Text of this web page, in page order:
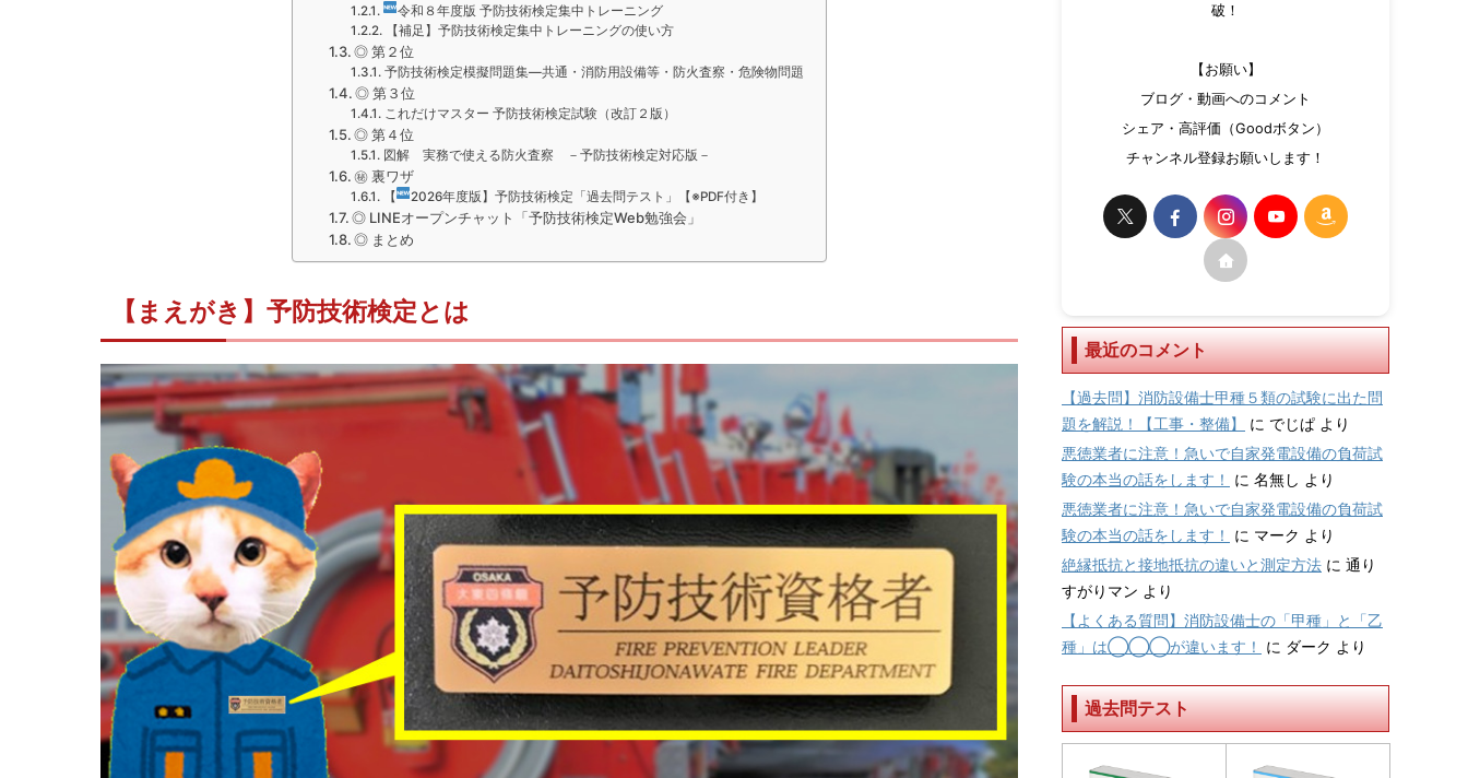
令和８年度版 予防技術検定集中トレーニング
【補足】予防技術検定集中トレーニングの使い方
◎ 第２位
予防技術検定模擬問題集―共通・消防用設備等・防火査察・危険物問題
◎ 第３位
これだけマスター 予防技術検定試験（改訂２版）
◎ 第４位
図解 実務で使える防火査察 －予防技術検定対応版－
㊙ 裏ワザ
【 2026年度版】予防技術検定「過去問テスト」【※PDF付き】
◎ LINEオープンチャット「予防技術検定Web勉強会」
◎ まとめ
【まえがき】予防技術検定とは
破！
【お願い】
ブログ・動画へのコメント
シェア・高評価（Goodボタン）
チャンネル登録お願いします！
最近のコメント
【過去問】消防設備士甲種５類の試験に出た問
題を解説！【工事・整備】
に でじぱ より
悪徳業者に注意！急いで自家発電設備の負荷試
験の本当の話をします！
に 名無し より
悪徳業者に注意！急いで自家発電設備の負荷試
験の本当の話をします！
に マーク より
絶縁抵抗と接地抵抗の違いと測定方法 に 通り
すがりマン より
【よくある質問】消防設備士の「甲種」と「乙
種」は◯◯◯が違います！
に ダーク より
過去問テスト